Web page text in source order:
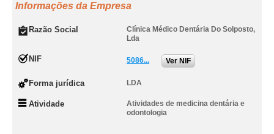
Informações da Empresa
Razão Social
Clínica Médico Dentária Do Solposto,
Lda
NIF 5086... Ver NIF
Forma jurídica LDA
Atividade
Atividades de medicina dentária e
odontologia